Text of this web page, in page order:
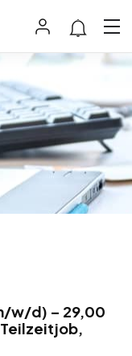
w/d) – 29,00